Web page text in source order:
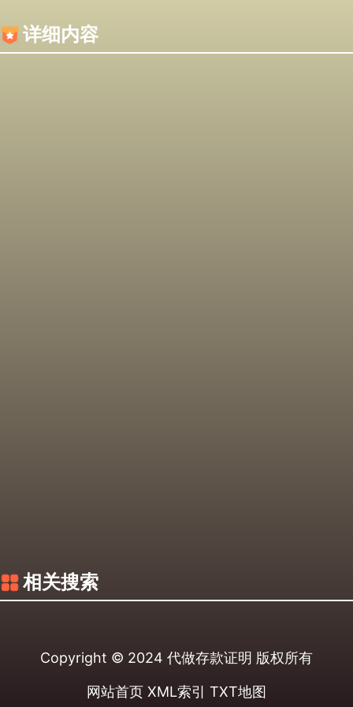
详细内容
相关搜索
Copyright © 2024 代做存款证明 版权所有
网站首页 XML索引 TXT地图